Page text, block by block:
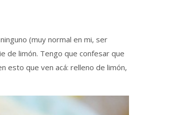
(muy normal en mi, ser
de limón. Tengo que confesar que
esto que ven acá: relleno de limón,